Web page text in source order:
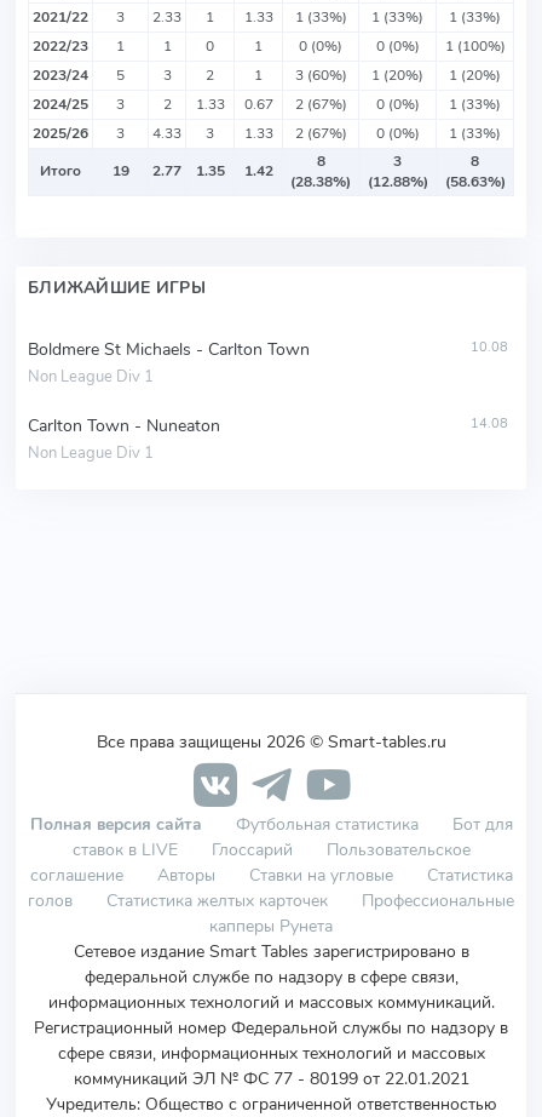
2021/22
3 2.33 1 1.33 1 (33%) 1 (33%)
1 (33%)
2022/23
1 1 0 1 0 (0%) 0 (0%)
1 (100%)
2023/24
5 3 2 1 3 (60%) 1 (20%)
1 (20%)
2024/25
3 2 1.33 0.67 2 (67%) 0 (0%)
1 (33%)
2025/26
3 4.33 3 1.33 2 (67%) 0 (0%)
1 (33%)
Итого
19 2.77 1.35 1.42
8
(28.38%)
3
(12.88%)
8
(58.63%)
БЛИЖАЙШИЕ ИГРЫ
Boldmere St Michaels - Carlton Town
Non League Div 1
10.08
Carlton Town - Nuneaton
Non League Div 1
14.08
Все права защищены 2026 © Smart-tables.ru
Полная версия сайта Футбольная статистика
Бот для
ставок в LIVE
Глоссарий
Пользовательское
соглашение
Авторы Ставки на угловые
Статистика
голов
Статистика желтых карточек
Профессиональные
капперы Рунета
Сетевое издание Smart Tables зарегистрировано в
федеральной службе по надзору в сфере связи,
информационных технологий и массовых коммуникаций.
Регистрационный номер Федеральной службы по надзору в
сфере связи, информационных технологий и массовых
коммуникаций ЭЛ № ФС 77 - 80199 от 22.01.2021
Учредитель: Общество с ограниченной ответственностью